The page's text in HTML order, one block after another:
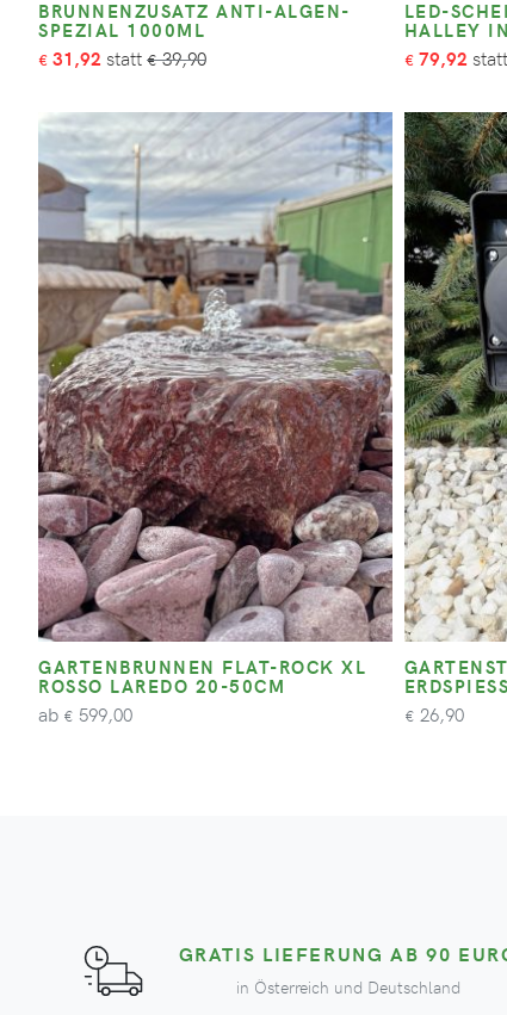
BRUNNENZUSATZ ANTI-ALGEN-
SPEZIAL 1000ML
€ 31,92 €39,90
LED-
HALLEY
€79,92
GARTENBRUNNEN FLAT-ROCK XL
ROSSO LAREDO 20-50CM
ab € 599,00 € 26,90
GRATIS LIEFERUNG AB 90
in Österreich und Deutschland